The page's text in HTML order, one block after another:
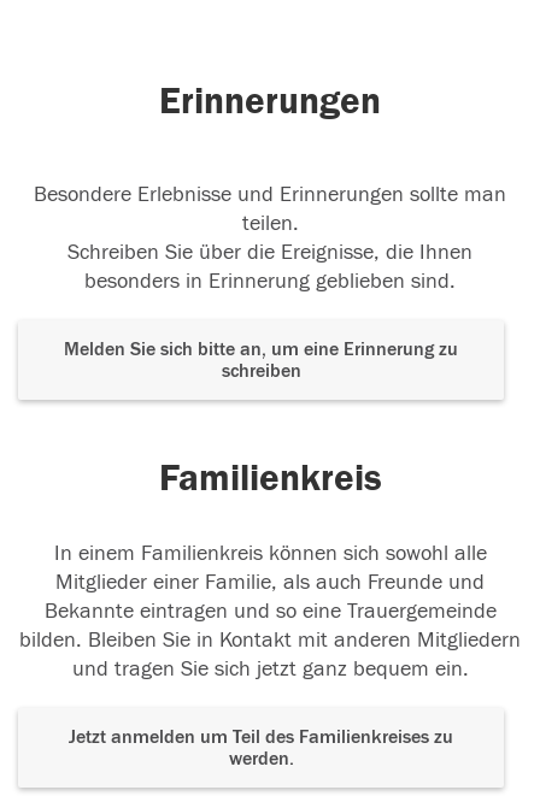
Erinnerungen
Besondere Erlebnisse und Erinnerungen sollte man
teilen.
Schreiben Sie über die Ereignisse, die Ihnen
besonders in Erinnerung geblieben sind.
Melden Sie sich bitte an, um eine Erinnerung zu
schreiben
Familienkreis
In einem Familienkreis können sich sowohl alle
Mitglieder einer Familie, als auch Freunde und
Bekannte eintragen und so eine Trauergemeinde
bilden. Bleiben Sie in Kontakt mit anderen Mitgliedern
und tragen Sie sich jetzt ganz bequem ein.
Jetzt anmelden um Teil des Familienkreises zu
werden.